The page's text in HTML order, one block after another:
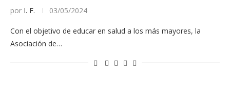
por I. F. 03/05/2024
Con el objetivo de educar en salud a los más mayores, la
Asociación de…